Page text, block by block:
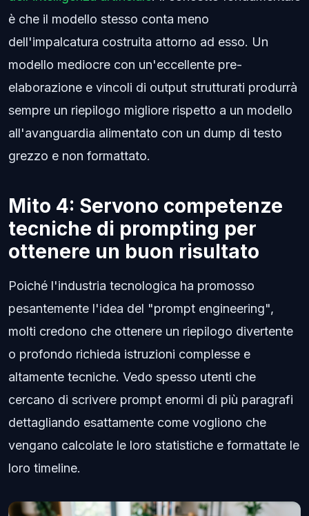
è che il modello stesso conta meno
dell'impalcatura costruita attorno ad esso. Un
modello mediocre con un'eccellente pre-
elaborazione e vincoli di output strutturati produrrà
sempre un riepilogo migliore rispetto a un modello
all'avanguardia alimentato con un dump di testo
grezzo e non formattato.
Mito 4: Servono competenze
tecniche di prompting per
ottenere un buon risultato
Poiché l'industria tecnologica ha promosso
pesantemente l'idea del "prompt engineering",
molti credono che ottenere un riepilogo divertente
o profondo richieda istruzioni complesse e
altamente tecniche. Vedo spesso utenti che
cercano di scrivere prompt enormi di più paragrafi
dettagliando esattamente come vogliono che
vengano calcolate le loro statistiche e formattate le
loro timeline.